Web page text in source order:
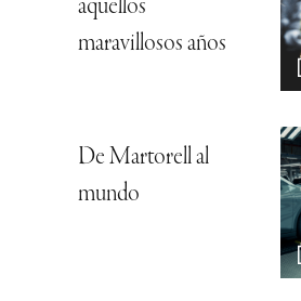
aquellos
maravillosos años
De Martorell al
mundo